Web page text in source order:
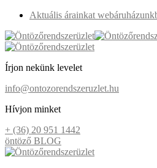
Aktuális árainkat
Írjon nekünk levelet
info@ontozorendszeruzlet.hu
Hívjon minket
+ (36) 20 951 1442
öntöző BLOG